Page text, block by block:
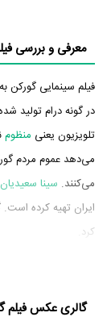
معرفی و بررسی
فیلم سینمایی گورکن
در گونه درام تولید
تلویزیون یعنی منظوم
می‌دهد عموم مردم
می‌کنند. سینا سعیدیان
کرد.
بازیگران فیلم
گالری عکس فیلم